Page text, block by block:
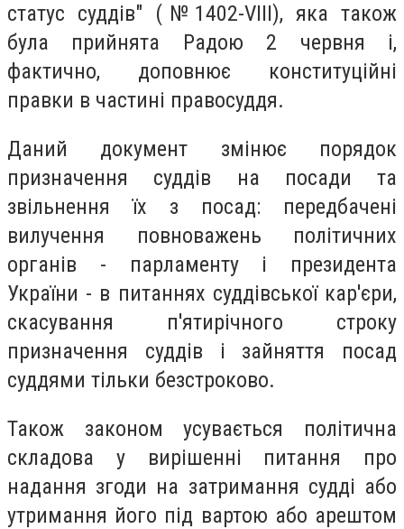
статус суддів" (№1402-VIII), яка також
була прийнята Радою 2 червня і,
фактично, доповнює конституційні
правки в частині правосуддя.
Даний документ змінює порядок
призначення суддів на посади та
звільнення їх з посад: передбачені
вилучення повноважень політичних
органів - парламенту і президента
України - в питаннях суддівської кар'єри,
скасування п'ятирічного строку
призначення суддів і зайняття посад
суддями тільки безстроково.
Також законом усувається політична
складова у вирішенні питання про
надання згоди на затримання судді або
утримання його під вартою або арештом